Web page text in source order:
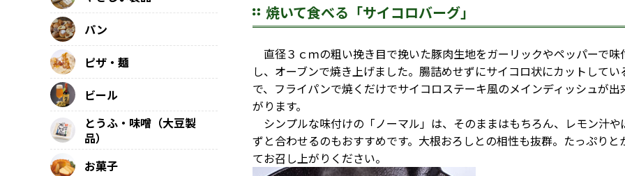
焼いて食べる「サイコロバーグ」
直径３ｃｍの粗い挽き目で挽いた豚肉生地をガーリックやペッパーで味
し、オーブンで焼き上げました。腸詰めせずにサイコロ状にカットしてい
で、フライパンで焼くだけでサイコロステーキ風のメインディッシュが出
がります。
シンプルな味付けの「ノーマル」は、そのままはもちろん、レモン汁や
ずと合わせるのもおすすめです。大根おろしとの相性も抜群。たっぷりと
てお召し上がりください。
パン
ピザ・麺
ビール
とうふ・味噌（大豆製
品）
お菓子